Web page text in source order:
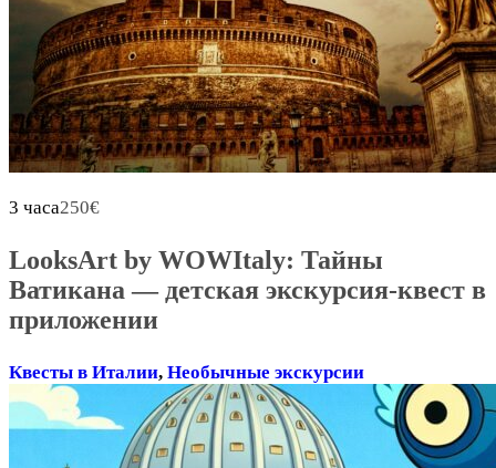
3 часа250€
LooksArt by WOWItaly: Тайны
Ватикана — детская экскурсия-квест в
приложении
Квесты в Италии, Необычные экскурсии